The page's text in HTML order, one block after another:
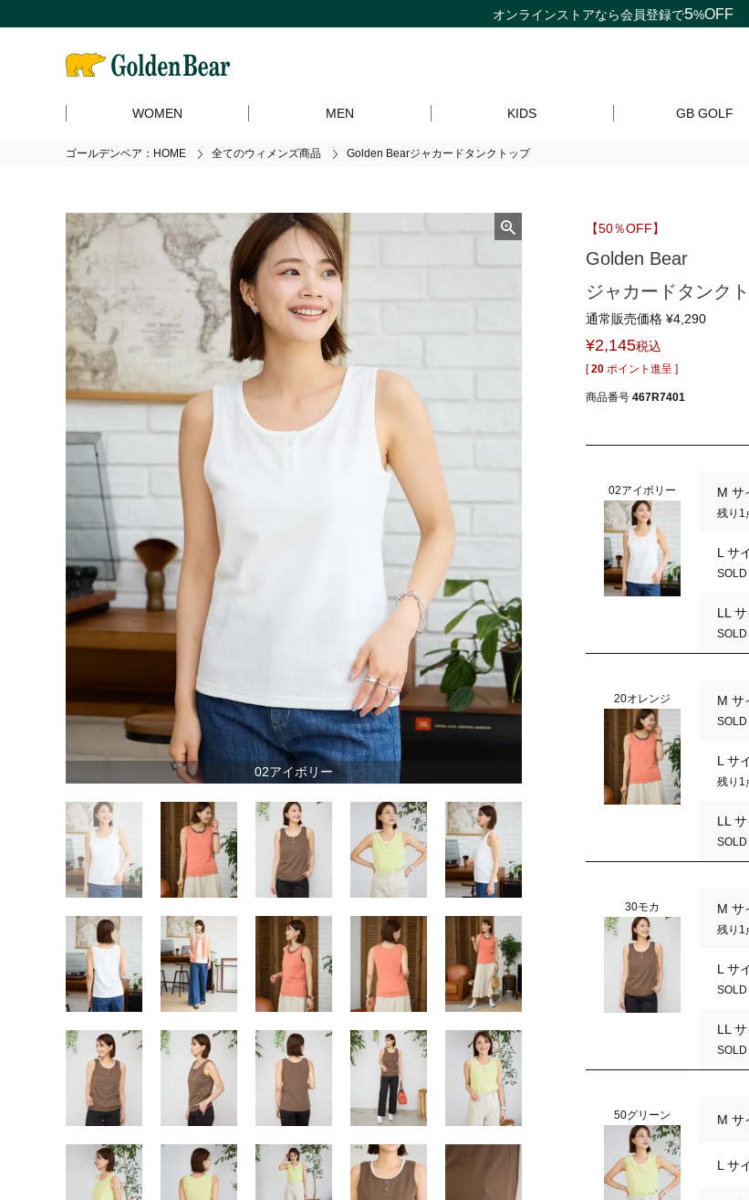
オンラインストアなら会員登録で5%OFF
WOMEN MEN KIDS GB GOLF
ゴールデンベア：HOME 全てのウィメンズ商品 Golden Bearジャカードタンクトップ
02アイボリー 20オ
【50％OFF】
Golden Bear
ジャカードタンク
通常販売価格 ¥4,290
¥2,145税込
[ 20 ポイント進呈 ]
商品番号 467R7401
02アイボリー M サ
残り1
L サ
LL
20オレンジ M サ
L サ
残り1
LL
30モカ M サ
残り1
L サ
LL
50グリーン M サ
L サ